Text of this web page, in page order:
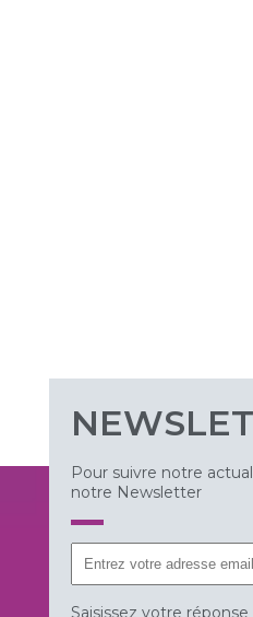
Pour suivre notre
notre Newsletter
Saisissez votre